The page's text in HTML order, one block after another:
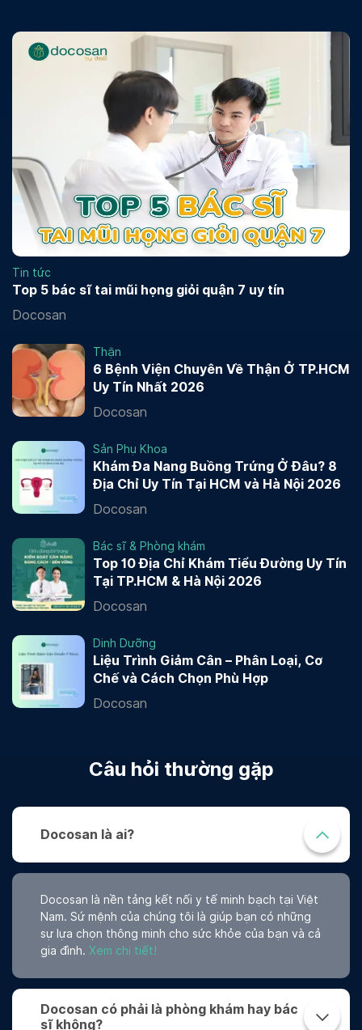
Tin tức
Top 5 bác sĩ tai mũi họng giỏi quận 7 uy tín
Docosan
Thận
6 Bệnh Viện Chuyên Về Thận Ở TP.HCM
Uy Tín Nhất 2026
Docosan
Sản Phụ Khoa
Khám Đa Nang Buồng Trứng Ở Đâu? 8
Địa Chỉ Uy Tín Tại HCM và Hà Nội 2026
Docosan
Bác sĩ & Phòng khám
Top 10 Địa Chỉ Khám Tiểu Đường Uy Tín
Tại TP.HCM & Hà Nội 2026
Docosan
Dinh Dưỡng
Liệu Trình Giảm Cân – Phân Loại, Cơ
Chế và Cách Chọn Phù Hợp
Docosan
Câu hỏi thường gặp
Docosan là ai?
Docosan là nền tảng kết nối y tế minh bạch tại Việt
Nam. Sứ mệnh của chúng tôi là giúp bạn có những
sự lựa chọn thông minh cho sức khỏe của bạn và cả
gia đình. Xem chi tiết!
Docosan có phải là phòng khám hay bác
sĩ không?